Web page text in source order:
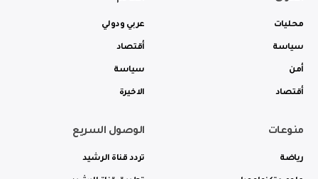
محليات
سياسة
أمن
أقتصاد
عربي ودولي
أقتصاد
سياسة
الاخيرة
منوعات
رياضة
الوصول السريع
تردد قناة الرشيد